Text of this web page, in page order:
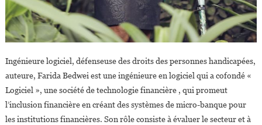
Ingénieure logiciel, défenseuse des droits des personnes handicapées,
auteure, Farida Bedwei est une ingénieure en logiciel qui a cofondé «
Logiciel », une société de technologie financière , qui promeut
l’inclusion financière en créant des systèmes de micro-banque pour
les institutions financières. Son rôle consiste à évaluer le secteur et à